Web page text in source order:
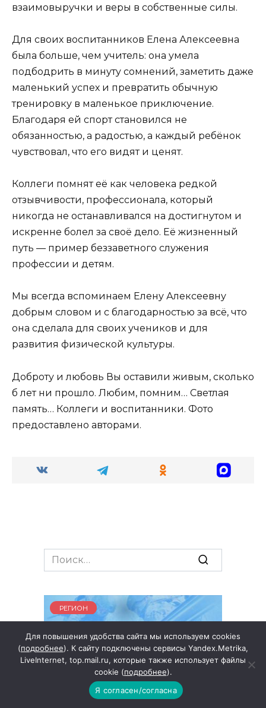
взаимовыручки и веры в собственные силы.
Для своих воспитанников Елена Алексеевна
была больше, чем учитель: она умела
подбодрить в минуту сомнений, заметить даже
маленький успех и превратить обычную
тренировку в маленькое приключение.
Благодаря ей спорт становился не
обязанностью, а радостью, а каждый ребёнок
чувствовал, что его видят и ценят.
Коллеги помнят её как человека редкой
отзывчивости, профессионала, который
никогда не останавливался на достигнутом и
искренне болел за своё дело. Её жизненный
путь — пример беззаветного служения
профессии и детям.
Мы всегда вспоминаем Елену Алексеевну
добрым словом и с благодарностью за всё, что
она сделала для своих учеников и для
развития физической культуры.
Доброту и любовь Вы оставили живым, сколько
б лет ни прошло. Любим, помним… Светлая
память… Коллеги и воспитанники. Фото
предоставлено авторами.
Search
for:
РЕГИОН
В Минобороны организована
Для повышения удобства сайта мы используем cookies
(подробнее). К сайту подключены сервисы Yandex.Metrika,
LiveInternet, top.mail.ru, которые также использует файлы
cookie (подробнее).
Я согласен/согласна